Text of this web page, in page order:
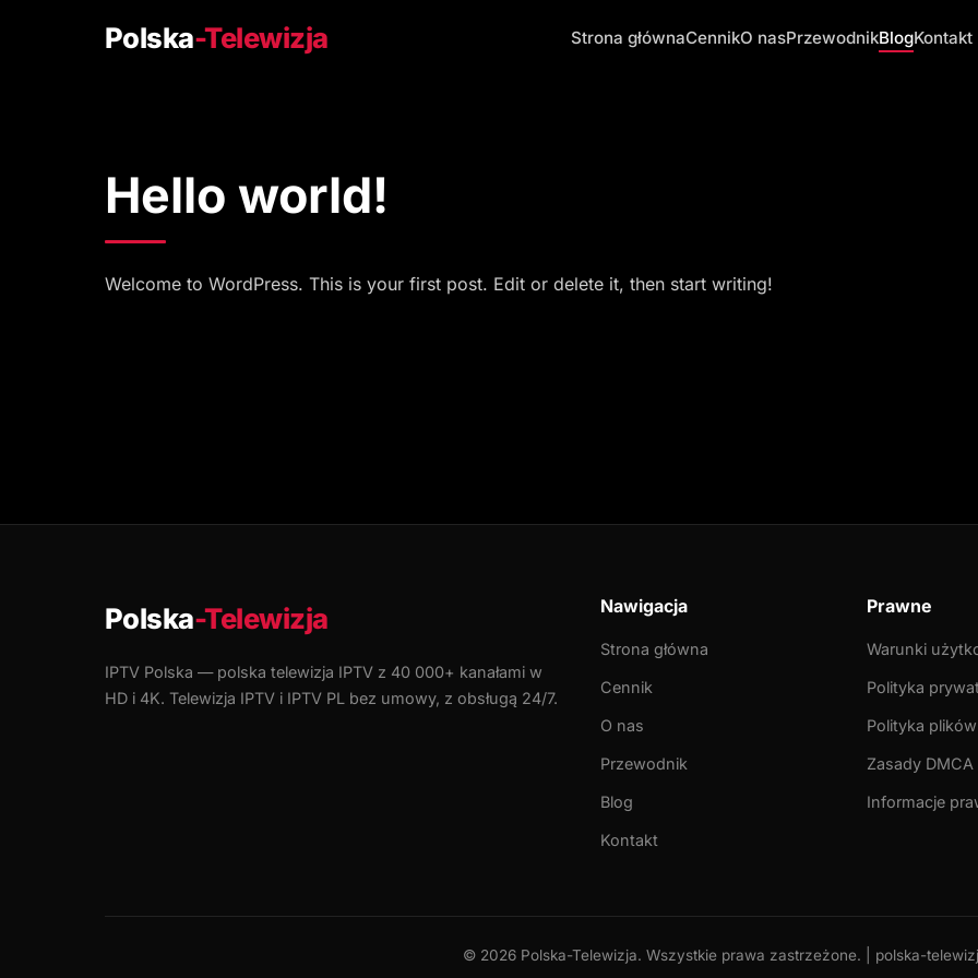
Polska-Telewizja Strona głównaCennikO nasPrzewodnikBlogKontakt
Hello world!
Welcome to WordPress. This is your first post. Edit or delete it, then start writing!
Polska-Telewizja
IPTV Polska — polska telewizja IPTV z 40 000+ kanałami w
HD i 4K. Telewizja IPTV i IPTV PL bez umowy, z obsługą 24/7.
Nawigacja
Strona główna
Cennik
O nas
Przewodnik
Blog
Kontakt
Prawne
Warunki
Polityka
Polityka
Zasady DMCA
Informacje
© 2026 Polska-Telewizja. Wszystkie prawa zastrzeżone. | polska-